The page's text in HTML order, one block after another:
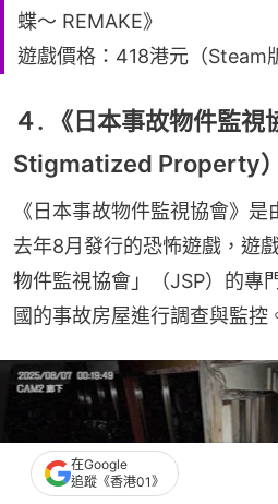
蝶～ REMAKE》
遊戲價格：418港元（Steam
４. 《日本事故物件監
Stigmatized Property）
《日本事故物件監視協會》
去年8月發行的恐怖遊戲，遊
物件監視協會」（JSP）的專
國的事故房屋進行調查與監控
在Google
追蹤《香港01》